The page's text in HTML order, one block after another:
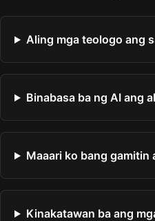
Aling mga teologo ang
Binabasa ba ng AI ang
Maaari ko bang gamitin
Kinakatawan ba ang